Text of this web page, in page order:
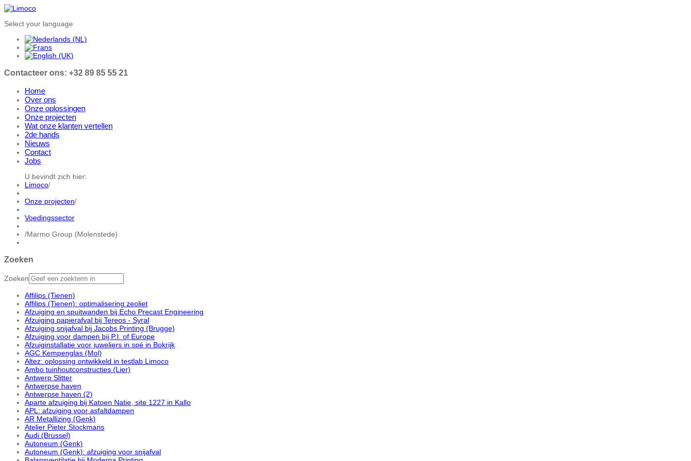
Select your language
Contacteer ons: +32 89 85 55 21
Home
Over ons
Onze oplossingen
Onze projecten
Wat onze klanten vertellen
2de hands
Nieuws
Contact
Jobs
U bevindt zich hier:
Limoco/
Onze projecten/
Voedingssector
/Marmo Group (Molenstede)
Zoeken
Zoeken
Affilips (Tienen)
Affilips (Tienen): optimalisering zeoliet
Afzuiging en spuitwanden bij Echo Precast Engineering
Afzuiging papierafval bij Tereos - Syral
Afzuiging snijafval bij Jacobs Printing (Brugge)
Afzuiging voor dampen bij P.I. of Europe
Afzuiginstallatie voor juweliers in spé in Bokrijk
AGC Kempenglas (Mol)
Altez: oplossing ontwikkeld in testlab Limoco
Ambo tuinhoutconstructies (Lier)
Antwerp Slitter
Antwerpse haven
Antwerpse haven (2)
Aparte afzuiging bij Katoen Natie, site 1227 in Kallo
APL: afzuiging voor asfaltdampen
AR Metallizing (Genk)
Atelier Pieter Stockmans
Audi (Brussel)
Autoneum (Genk)
Autoneum (Genk): afzuiging voor snijafval